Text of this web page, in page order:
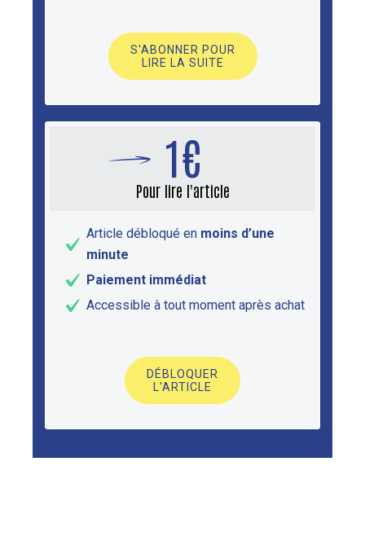
S'ABONNER POUR
LIRE LA SUITE
1€
Pour lire l'article
Article débloqué en moins d’une
minute
Paiement immédiat
Accessible à tout moment après achat
DÉBLOQUER
L'ARTICLE